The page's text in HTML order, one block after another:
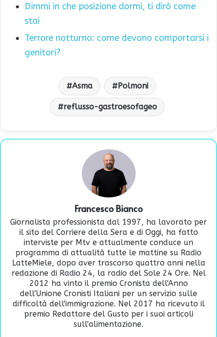
Dimmi in che posizione dormi, ti dirò come
stai
Terrore notturno: come devono comportarsi i
genitori?
Asma Polmoni
reflusso-gastroesofageo
Francesco Bianco
Giornalista professionista dal 1997, ha lavorato per
il sito del Corriere della Sera e di Oggi, ha fatto
interviste per Mtv e attualmente conduce un
programma di attualità tutte le mattine su Radio
LatteMiele, dopo aver trascorso quattro anni nella
redazione di Radio 24, la radio del Sole 24 Ore. Nel
2012 ha vinto il premio Cronista dell'Anno
dell'Unione Cronisti Italiani per un servizio sulle
difficoltà dell'immigrazione. Nel 2017 ha ricevuto il
premio Redattore del Gusto per i suoi articoli
sull'alimentazione.